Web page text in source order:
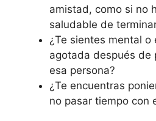
amistad, como si no
saludable de
¿Te sientes mental o
agotada después de
esa persona?
¿Te encuentras
no pasar tiempo con